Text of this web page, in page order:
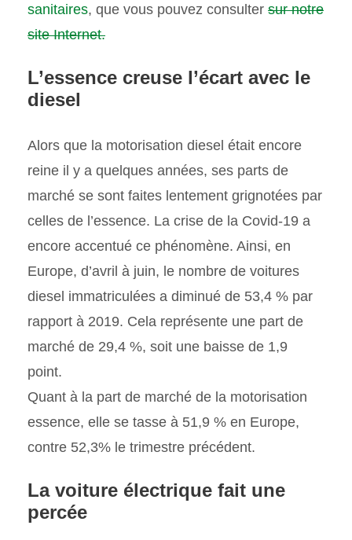
sanitaires, que vous pouvez consulter sur notre
site Internet.
L’essence creuse l’écart avec le
diesel
Alors que la motorisation diesel était encore
reine il y a quelques années, ses parts de
marché se sont faites lentement grignotées par
celles de l’essence. La crise de la Covid-19 a
encore accentué ce phénomène. Ainsi, en
Europe, d’avril à juin, le nombre de voitures
diesel immatriculées a diminué de 53,4 % par
rapport à 2019. Cela représente une part de
marché de 29,4 %, soit une baisse de 1,9
point.
Quant à la part de marché de la motorisation
essence, elle se tasse à 51,9 % en Europe,
contre 52,3% le trimestre précédent.
La voiture électrique fait une
percée